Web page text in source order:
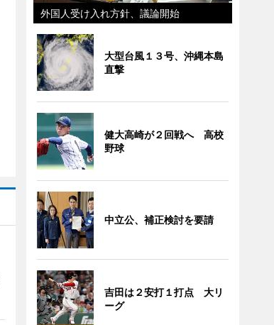
外国人受け入れ方針、議論開始
大型台風１３号、沖縄本島
直撃
健大高崎が２回戦へ 高校
野球
中立公、補正検討を要請
吉田は２安打１打点 大リ
ーグ